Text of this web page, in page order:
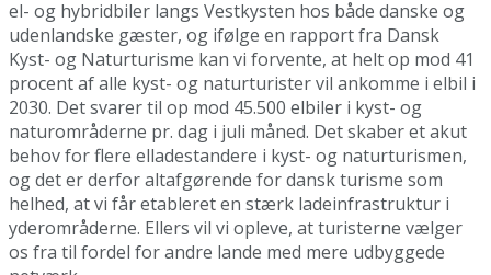
el- og hybridbiler langs Vestkysten hos både danske og
udenlandske gæster, og ifølge en rapport fra Dansk
Kyst- og Naturturisme kan vi forvente, at helt op mod 41
procent af alle kyst- og naturturister vil ankomme i elbil i
2030. Det svarer til op mod 45.500 elbiler i kyst- og
naturområderne pr. dag i juli måned. Det skaber et akut
behov for flere elladestandere i kyst- og naturturismen,
og det er derfor altafgørende for dansk turisme som
helhed, at vi får etableret en stærk ladeinfrastruktur i
yderområderne. Ellers vil vi opleve, at turisterne vælger
os fra til fordel for andre lande med mere udbyggede